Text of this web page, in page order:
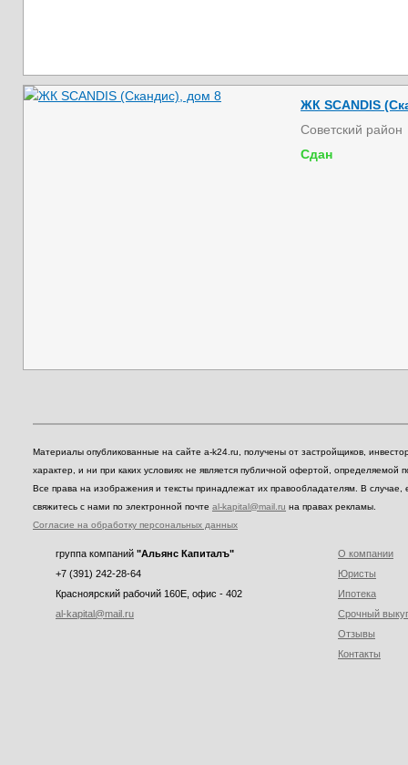
ЖК SCANDIS
Советский район
Сдан
Материалы опубликованные на сайте a-k24.ru, получены от застройщиков,
характер, и ни при каких условиях не является публичной офертой,
Все права на изображения и тексты принадлежат их правообладателям. В
свяжитесь с нами по электронной почте al-kapital@mail.ru на правах рекламы.
Согласие на обработку персональных данных
группа компаний "Альянс Капиталъ"
+7 (391) 242-28-64
Красноярский рабочий 160E, офис - 402
al-kapital@mail.ru
О компании
Юристы
Ипотека
Срочный
Отзывы
Контакты